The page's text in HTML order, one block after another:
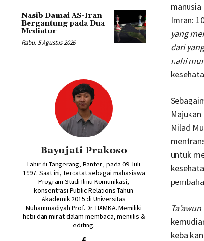
Nasib Damai AS-Iran
Bergantung pada Dua
Mediator
Rabu, 5 Agustus 2026
Bayujati Prakoso
Lahir di Tangerang, Banten, pada 09 Juli
1997. Saat ini, tercatat sebagai mahasiswa
Program Studi Ilmu Komunikasi,
konsentrasi Public Relations Tahun
Akademik 2015 di Universitas
Muhammadiyah Prof. Dr. HAMKA. Memiliki
hobi dan minat dalam membaca, menulis &
editing.
manusia
Imran:
yang
dari
nahi
Milad
untuk